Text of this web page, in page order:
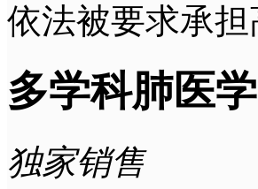
依法被要求承
多学科肺医学
独家销售